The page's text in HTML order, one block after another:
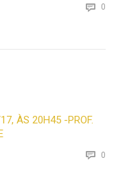
 0
 0